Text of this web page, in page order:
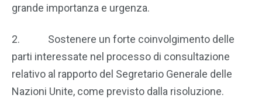
grande importanza e urgenza.
2. Sostenere un forte coinvolgimento delle
parti interessate nel processo di consultazione
relativo al rapporto del Segretario Generale delle
Nazioni Unite, come previsto dalla risoluzione.